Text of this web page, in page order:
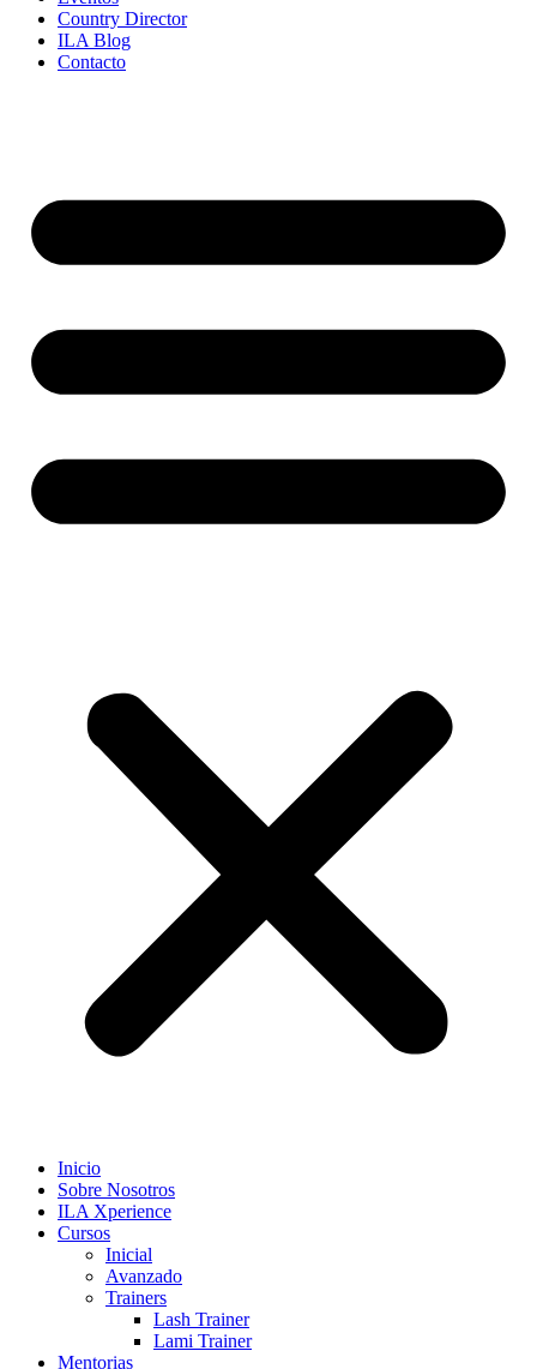
Country Director
ILA Blog
Contacto
Inicio
Sobre Nosotros
ILA Xperience
Cursos
Inicial
Avanzado
Trainers
Lash Trainer
Lami Trainer
Mentorias